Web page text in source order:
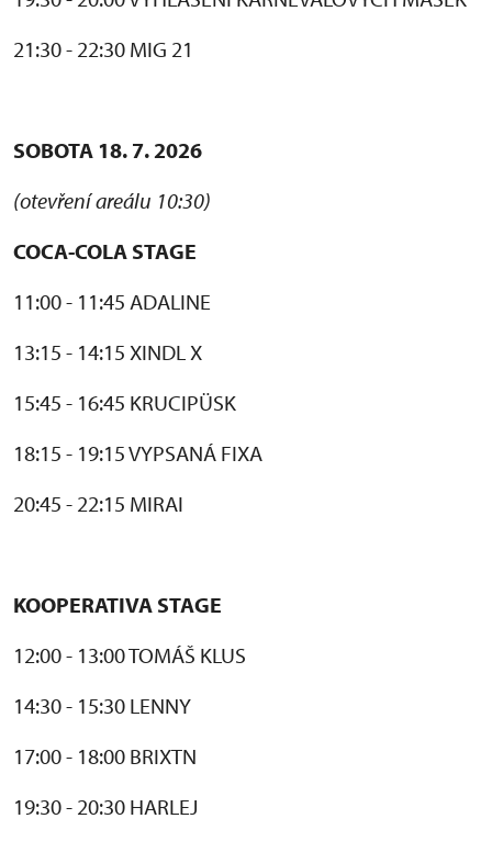
21:30 - 22:30 MIG 21
SOBOTA 18. 7. 2026
(otevření areálu 10:30)
COCA-COLA STAGE
11:00 - 11:45 ADALINE
13:15 - 14:15 XINDL X
15:45 - 16:45 KRUCIPÜSK
18:15 - 19:15 VYPSANÁ FIXA
20:45 - 22:15 MIRAI
KOOPERATIVA STAGE
12:00 - 13:00 TOMÁŠ KLUS
14:30 - 15:30 LENNY
17:00 - 18:00 BRIXTN
19:30 - 20:30 HARLEJ